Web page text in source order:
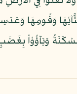
وَفُومِهَا
وَبَآؤُوْاْ بِغَضَبٍ